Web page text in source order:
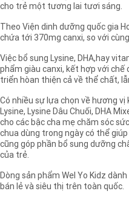
cho trẻ một tương lai tươi sáng.
Theo Viện dinh dưỡng quốc gia
chứa tới 370mg canxi, so với
Việc bổ sung Lysine, DHA,hay
phẩm giàu canxi, kết hợp với
triển hòan thiện cả về thể chất,
Có nhiều sự lựa chọn về hương vị
Lysine, Lysine Dâu Chuối, DHA
cho các bậc cha mẹ chăm sóc
chua dùng trong ngày có thể
cũng góp phần bổ sung dưỡng
của trẻ.
Dòng sản phẩm Wel Yo Kidz
bán lẻ và siêu thị trên toàn quốc.